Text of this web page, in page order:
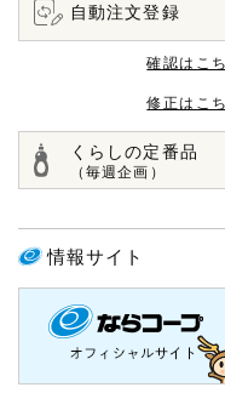
自動注文登録
確認はこ
修正はこ
くらしの定番品
（毎週企画）
情報サイト